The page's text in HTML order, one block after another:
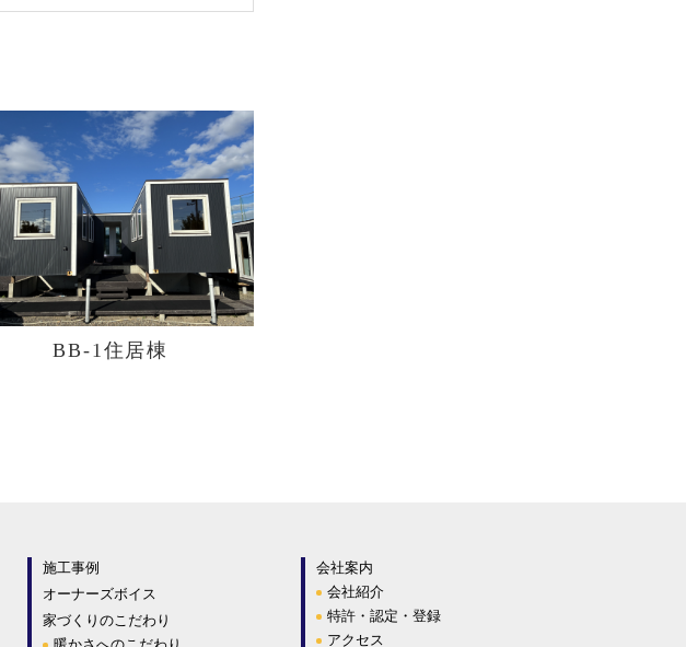
BB-1住居棟
施工事例
オーナーズボイス
家づくりのこだわり
会社案内
会社紹介
特許・認定・登録
アクセス